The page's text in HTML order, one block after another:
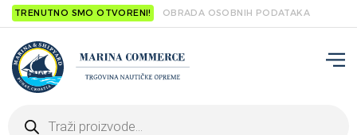
TRENUTNO SMO OTVORENI! OBRADA OSOBNIH PODATAKA
search